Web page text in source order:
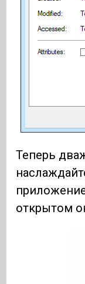
Теперь
открытом